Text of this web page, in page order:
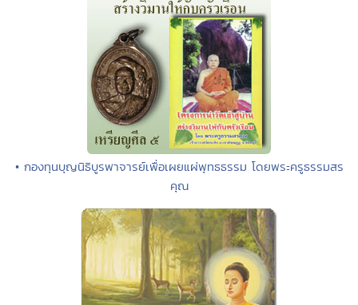
• กองทุนบุญนิธิบูรพาจารย์เพื่อเผยแผ่พุทธธรรม โดยพระครูธรรมสร
คุณ